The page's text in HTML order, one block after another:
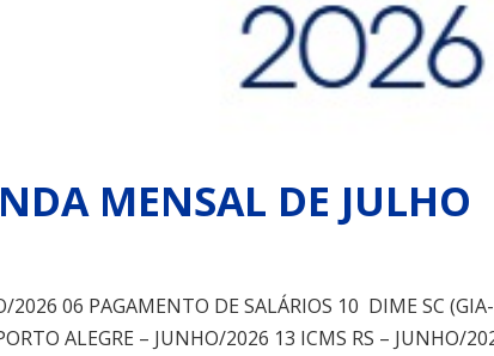
MENSAL DE JULHO
2026 06 PAGAMENTO DE SALÁRIOS 10 DIME SC
ALEGRE – JUNHO/2026 13 ICMS RS – JUNHO/